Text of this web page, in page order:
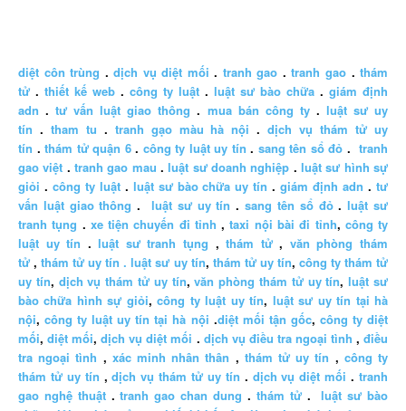
diệt côn trùng .dịch vụ diệt mối . tranh gao .tranh gao .thám
tử . thiết kế web . công ty luật . luật sư bào chữa . giám định
adn .tư vấn luật giao thông . mua bán công ty. luật sư uy
tín . tham tu . tranh gạo màu hà nội .dịch vụ thám tử uy
tín .thám tử quận 6. công ty luật uy tín . sang tên sổ đỏ .tranh
gao việt .tranh gao mau .luật sư doanh nghiệp .luật sư hình sự
giỏi . công ty luật. luật sư bào chữa uy tín .giám định adn .tư
vấn luật giao thông . luật sư uy tín .sang tên sổ đỏ.luật sư
tranh tụng . xe tiện chuyến đi tỉnh ,taxi nội bài đi tỉnh, công ty
luật uy tín .luật sư tranh tụng ,thám tử, văn phòng thám
tử ,thám tử uy tín . luật sư uy tín, thám tử uy tín, công ty thám tử
uy tín, dịch vụ thám tử uy tín,văn phòng thám tử uy tín,luật sư
bào chữa hình sự giỏi,công ty luật uy tín, luật sư uy tín tại hà
nội,công ty luật uy tín tại hà nội .diệt mối tận gốc, công ty diệt
mối,diệt mối,dịch vụ diệt mối . dịch vụ điều tra ngoại tình ,điều
tra ngoại tình , xác minh nhân thân , thám tử uy tín , công ty
thám tử uy tín ,dịch vụ thám tử uy tín . dịch vụ diệt mối .tranh
gao nghệ thuật.tranh gao chan dung . thám tử.luật sư bào